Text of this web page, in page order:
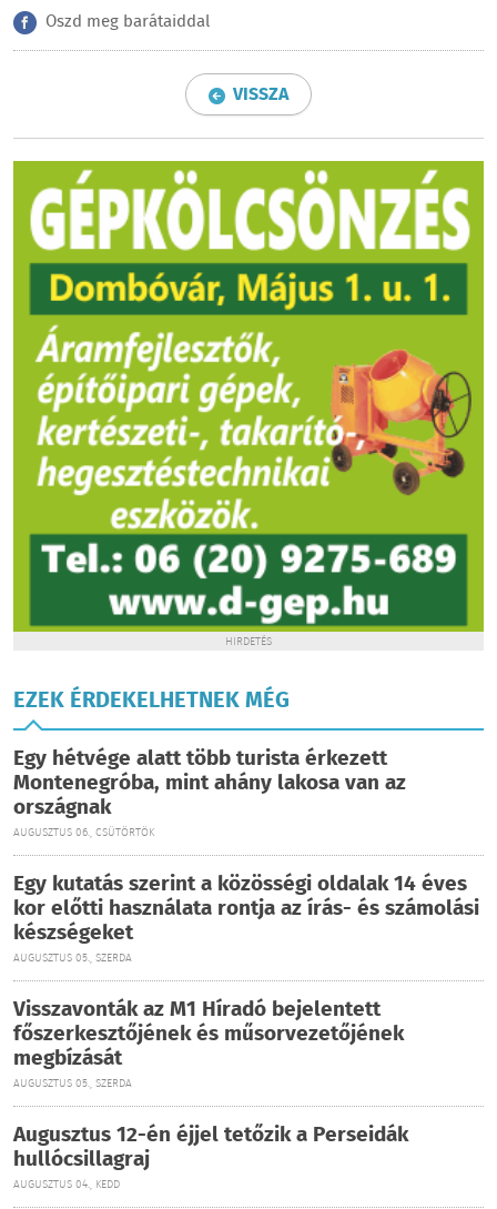
Oszd meg barátaiddal
VISSZA
HIRDETÉS
EZEK ÉRDEKELHETNEK MÉG
Egy hétvége alatt több turista érkezett
Montenegróba, mint ahány lakosa van az
országnak
AUGUSZTUS 06., CSÜTÖRTÖK
Egy kutatás szerint a közösségi oldalak 14 éves
kor előtti használata rontja az írás- és számolási
készségeket
AUGUSZTUS 05., SZERDA
Visszavonták az M1 Híradó bejelentett
főszerkesztőjének és műsorvezetőjének
megbízását
AUGUSZTUS 05., SZERDA
Augusztus 12-én éjjel tetőzik a Perseidák
hullócsillagraj
AUGUSZTUS 04., KEDD